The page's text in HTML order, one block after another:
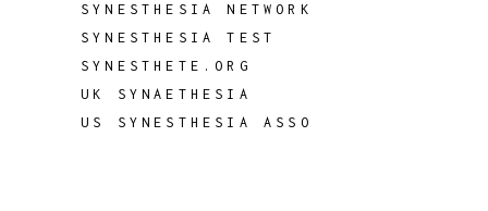
SYNESTHESIA NETWORK
SYNESTHESIA TEST
SYNESTHETE.ORG
UK SYNAETHESIA
US SYNESTHESIA ASSO